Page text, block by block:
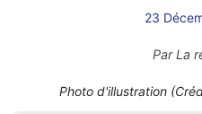
23
ParLa
Photo d'illustration